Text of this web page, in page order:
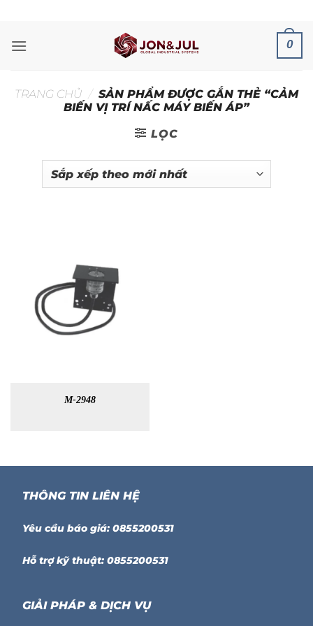
nội
0
TRANG CHỦ / SẢN PHẨM ĐƯỢC GẮN THẺ “CẢM
BIẾN VỊ TRÍ NẤC MÁY BIẾN ÁP”
LỌC
M-2948
THÔNG TIN LIÊN HỆ
Yêu cầu báo giá: 0855200531
Hỗ trợ kỹ thuật: 0855200531
GIẢI PHÁP & DỊCH VỤ